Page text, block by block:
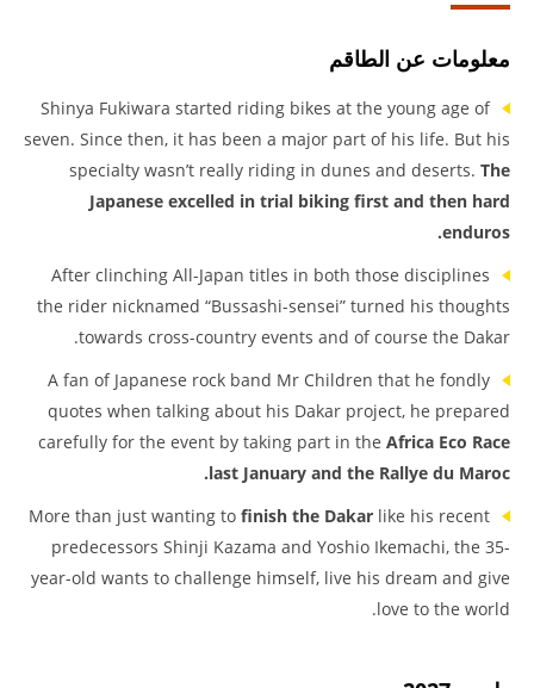
معلومات عن الطاقم
Shinya Fukiwara started riding bikes at the young age of
seven. Since then, it has been a major part of his life. But his
specialty wasn’t really riding in dunes and deserts. The
Japanese excelled in trial biking first and then hard
enduros.
After clinching All-Japan titles in both those disciplines
the rider nicknamed “Bussashi-sensei” turned his thoughts
towards cross-country events and of course the Dakar.
A fan of Japanese rock band Mr Children that he fondly
quotes when talking about his Dakar project, he prepared
carefully for the event by taking part in the Africa Eco Race
last January and the Rallye du Maroc.
More than just wanting to finish the Dakar like his recent
predecessors Shinji Kazama and Yoshio Ikemachi, the 35-
year-old wants to challenge himself, live his dream and give
love to the world.